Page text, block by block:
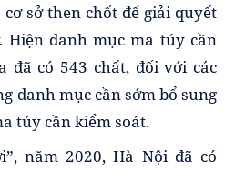
sở then chốt để giải quyết
Hiện danh mục ma túy cần
đã có 543 chất, đối với các
danh mục cần sớm bổ sung
túy cần kiểm soát.
năm 2020, Hà Nội đã có